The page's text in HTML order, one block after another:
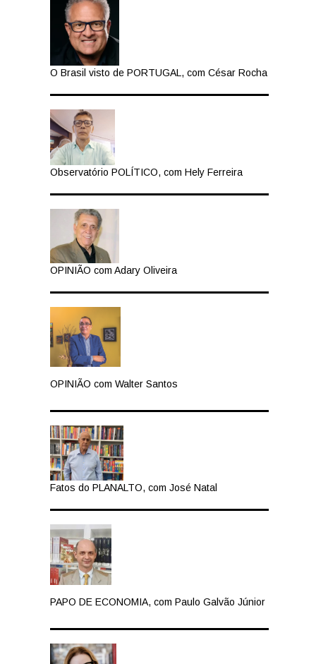
O Brasil visto de PORTUGAL, com César Rocha
Observatório POLÍTICO, com Hely Ferreira
OPINIÃO com Adary Oliveira
OPINIÃO com Walter Santos
Fatos do PLANALTO, com José Natal
PAPO DE ECONOMIA, com Paulo Galvão Júnior